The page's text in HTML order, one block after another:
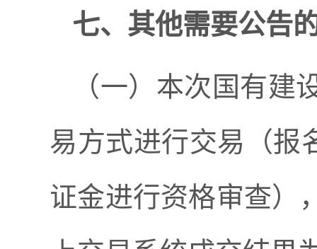
七、其他需要公告
（一）本次国有
易方式进行交易（报
证金进行资格审查）